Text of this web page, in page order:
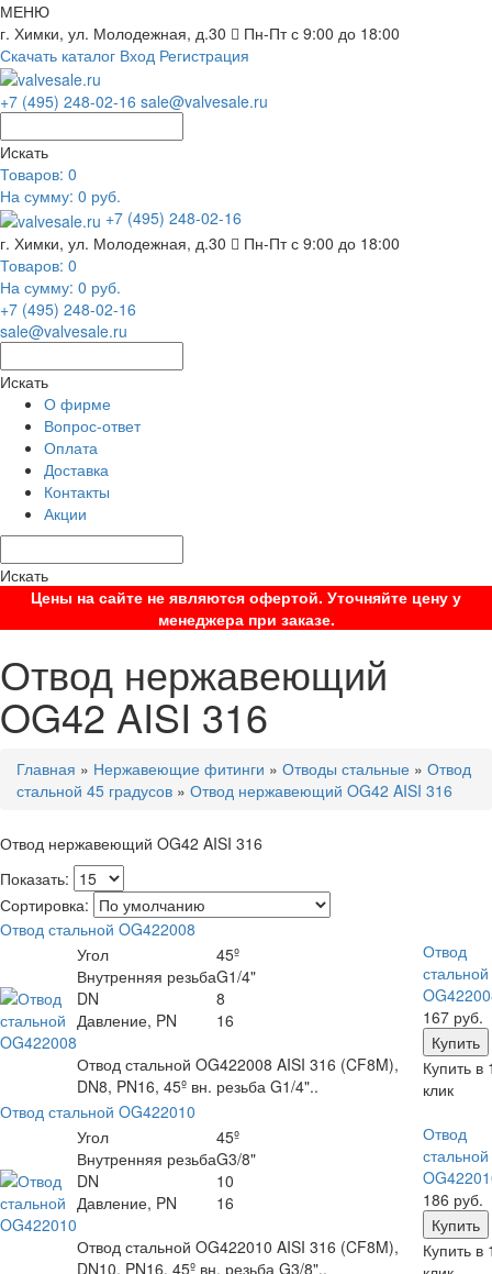
МЕНЮ
г. Химки, ул. Молодежная, д.30
Пн-Пт с 9:00 до 18:00
Скачать каталог Вход Регистрация
+7 (495) 248-02-16 sale@valvesale.ru
Искать
Товаров: 0
На сумму: 0 руб.
+7 (495) 248-02-16
г. Химки, ул. Молодежная, д.30
Пн-Пт с 9:00 до 18:00
Товаров: 0
На сумму: 0 руб.
+7 (495) 248-02-16
sale@valvesale.ru
Искать
О фирме
Вопрос-ответ
Оплата
Доставка
Контакты
Акции
Искать
Цены на сайте не являются офертой. Уточняйте цену у
менеджера при заказе.
Отвод нержавеющий
OG42 AISI 316
Главная » Нержавеющие фитинги » Отводы стальные » Отвод
стальной 45 градусов » Отвод нержавеющий OG42 AISI 316
Отвод нержавеющий OG42 AISI 316
Показать:
Сортировка:
Отвод стальной OG422008
Угол
45º
Внутренняя резьбаG1/4"
DN
8
Давление, PN
16
Отвод стальной OG422008 AISI 316 (CF8M),
DN8, PN16, 45º вн. резьба G1/4"..
Отвод
стальной
167 руб.
Купить в
клик
Отвод стальной OG422010
Угол
45º
Внутренняя резьбаG3/8"
DN
10
Давление, PN
16
Отвод стальной OG422010 AISI 316 (CF8M),
DN10, PN16, 45º вн. резьба G3/8"..
Отвод
стальной
186 руб.
Купить в